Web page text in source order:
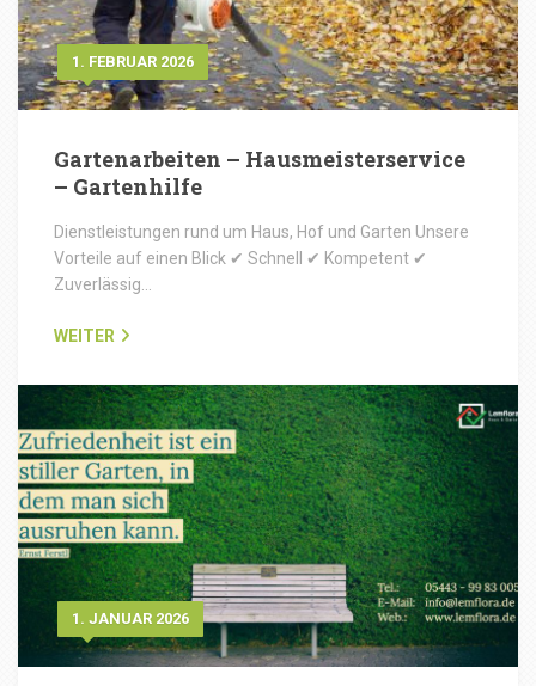
1. FEBRUAR 2026
Gartenarbeiten – Hausmeisterservice
– Gartenhilfe
Dienstleistungen rund um Haus, Hof und Garten Unsere
Vorteile auf einen Blick ✔ Schnell ✔ Kompetent ✔
Zuverlässig…
WEITER
1. JANUAR 2026